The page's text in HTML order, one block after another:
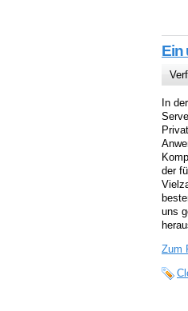
Ein
In
der
uns
Zum